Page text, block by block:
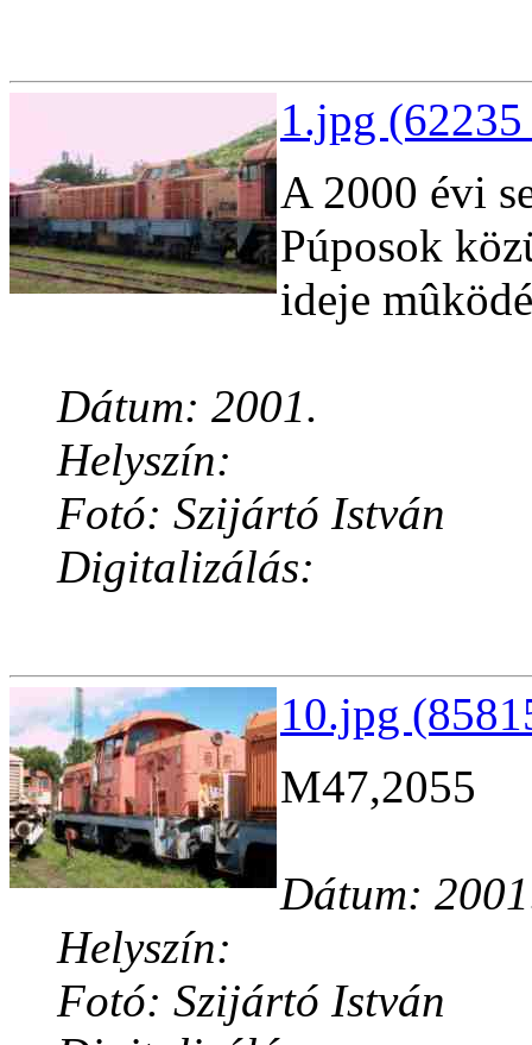
1.jpg
A 2000 évi
Púposok
ideje
Dátum: 2001.
Helyszín:
Fotó: Szijártó István
Digitalizálás:
10.jpg
M47,2055
Dátum:
Helyszín:
Fotó: Szijártó István